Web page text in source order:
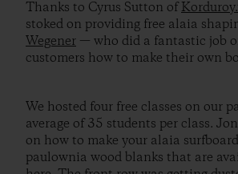
Thanks to Cyrus Sutton of
stoked on providing free alaia
Wegener — who did a fantastic job
customers how to make their own
We hosted four free classes on our
average of 35 students per class.
on how to make your alaia
paulownia wood blanks that are